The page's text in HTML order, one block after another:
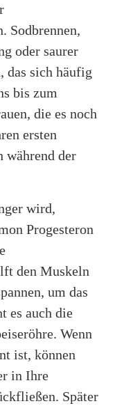
Sodbrennen,
oder saurer
das sich häufig
bis zum
die es noch
ersten
während der
wird,
Progesteron
den Muskeln
um das
es auch die
Wenn
ist, können
in Ihre
Später